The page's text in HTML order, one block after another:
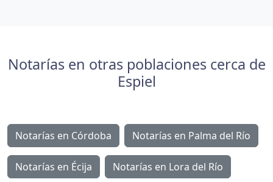
Notarías en otras poblaciones cerca de
Espiel
Notarías en Córdoba Notarías en Palma del Río
Notarías en Écija Notarías en Lora del Río